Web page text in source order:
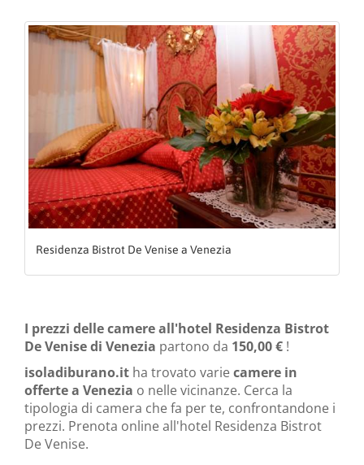
Residenza Bistrot De Venise a Venezia
I prezzi delle camere all'hotel Residenza Bistrot
De Venise di Venezia partono da 150,00 € !
isoladiburano.it ha trovato variecamere in
offerte a Venezia o nelle vicinanze. Cerca la
tipologia di camera che fa per te, confrontandone i
prezzi. Prenota online all'hotel Residenza Bistrot
De Venise.